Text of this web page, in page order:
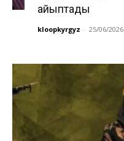
айыптады
kloopkyrgyz - 25/06/2026